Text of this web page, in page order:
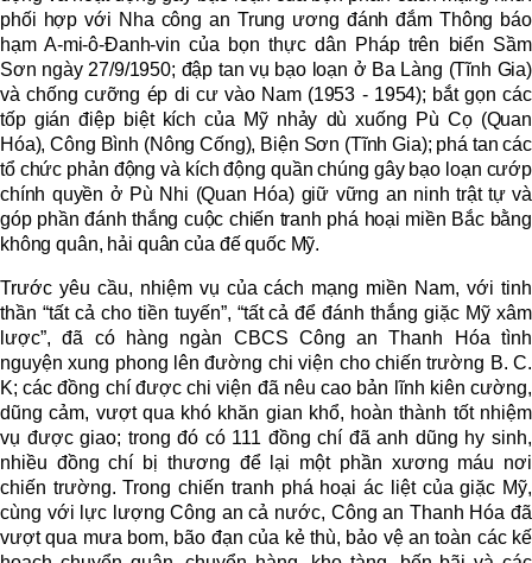
phối hợp với Nha công an Trung ương đánh đắm Thông báo
hạm A-mi-ô-Đanh-vin của bọn thực dân Pháp trên biển Sầm
Sơn ngày 27/9/1950; đập tan vụ bạo loạn ở Ba Làng (Tĩnh Gia)
và chống cưỡng ép di cư vào Nam (1953 - 1954); bắt gọn các
tốp gián điệp biệt kích của Mỹ nhảy dù xuống Pù Cọ (Quan
Hóa), Công Bình (Nông Cống), Biện Sơn (Tĩnh Gia); phá tan các
tổ chức phản động và kích động quần chúng gây bạo loạn cướp
chính quyền ở Pù Nhi (Quan Hóa) giữ vững an ninh trật tự và
góp phần đánh thắng cuộc chiến tranh phá hoại miền Bắc bằng
không quân, hải quân của đế quốc Mỹ.
Trước yêu cầu, nhiệm vụ của cách mạng miền Nam, với tinh
thần “tất cả cho tiền tuyến”, “tất cả để đánh thắng giặc Mỹ xâm
lược”, đã có hàng ngàn CBCS Công an Thanh Hóa tình
nguyện xung phong lên đường chi viện cho chiến trường B. C.
K; các đồng chí được chi viện đã nêu cao bản lĩnh kiên cường,
dũng cảm, vượt qua khó khăn gian khổ, hoàn thành tốt nhiệm
vụ được giao; trong đó có 111 đồng chí đã anh dũng hy sinh,
nhiều đồng chí bị thương để lại một phần xương máu nơi
chiến trường. Trong chiến tranh phá hoại ác liệt của giặc Mỹ,
cùng với lực lượng Công an cả nước, Công an Thanh Hóa đã
vượt qua mưa bom, bão đạn của kẻ thù, bảo vệ an toàn các kế